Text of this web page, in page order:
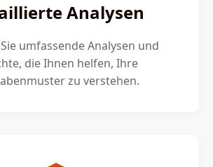
Analysen
umfassende Analysen und
die Ihnen helfen, Ihre
zu verstehen.